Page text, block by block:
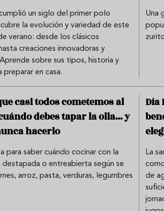
un siglo del primer polo
la evolución y variedad de este
verano: desde los clásicos
creaciones innovadoras y
sobre sus tipos, historia y
preparar en casa.
Una
casi todos cometemos al
debes tapar la olla... y
hacerlo
para saber cuándo cocinar con la
o entreabierta según se
arroz, pasta, verduras, legumbres
Día
La
de